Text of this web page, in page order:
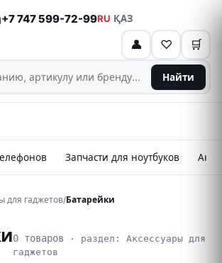
Найти
+7 747 599-72-99RU·ҚАЗ
👤 ♡ 🛒
Запчасти для ноутбуков
для гаджетов/Батарейки
0 товаров · раздел: Аксессуары для
гаджетов